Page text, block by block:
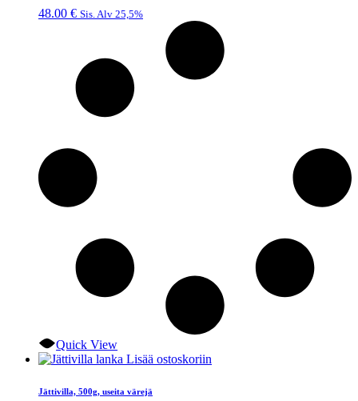
48.00 € Sis. Alv 25,5%
Quick View
Lisää ostoskoriin
Jättivilla, 500g, useita värejä